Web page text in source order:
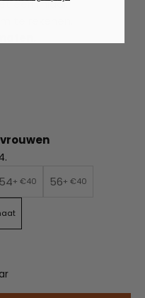
een liniaal.
54+ €40 56+ €40